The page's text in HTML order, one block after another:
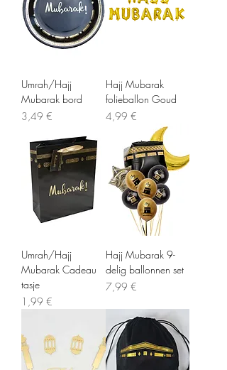
Umrah/Hajj
Mubarak bord
Precio
3,49 €
Hajj Mubarak
folieballon Goud
Precio
4,99 €
Umrah/Hajj
Mubarak Cadeau
tasje
Precio
1,99 €
Hajj Mubarak 9-
delig ballonnen set
Precio
7,99 €